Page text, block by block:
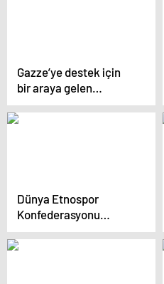
Gazze’ye destek için
bir araya gelen
üniversite
öğrencilerinden sessiz
Dünya Etnospor
Konfederasyonu
Başkanı Bilal Erdoğan:
Batı, çifte standart